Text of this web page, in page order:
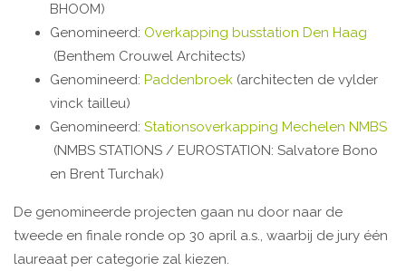
BHOOM)
Genomineerd: Overkapping busstation Den Haag
(Benthem Crouwel Architects)
Genomineerd: Paddenbroek (architecten de vylder
vinck tailleu)
Genomineerd: Stationsoverkapping Mechelen NMBS
(NMBS STATIONS / EUROSTATION: Salvatore Bono
en Brent Turchak)
De genomineerde projecten gaan nu door naar de
tweede en finale ronde op 30 april a.s., waarbij de jury één
laureaat per categorie zal kiezen.